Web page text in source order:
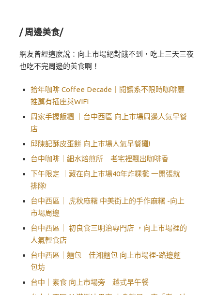
/ 周邊美食/
網友曾經這麼說：向上市場絕對餓不到，吃上三天三夜
也吃不完周邊的美食啊！
拾年咖啡 Coffee Decade｜閱讀系不限時咖啡廳
推薦有插座與WIFI
周家手握飯糰 ｜台中西區 向上市場周邊人氣早餐
店
邱陳記酥皮蛋餅 向上市場人氣早餐攤!
台中咖啡｜細水焙煎所 老宅裡飄出咖啡香
下午限定 ｜藏在向上市場40年炸粿攤 一開張就
排隊!
台中西區｜ 虎秋麻糬 中美街上的手作麻糬 -向上
市場周邊
台中西區｜ 初良食三明治專門店 ，向上市場裡的
人氣輕食店
台中西區｜麵包 佳湘麵包 向上市場裡-路邊麵
包坊
台中｜素食 向上市場旁 越式早午餐